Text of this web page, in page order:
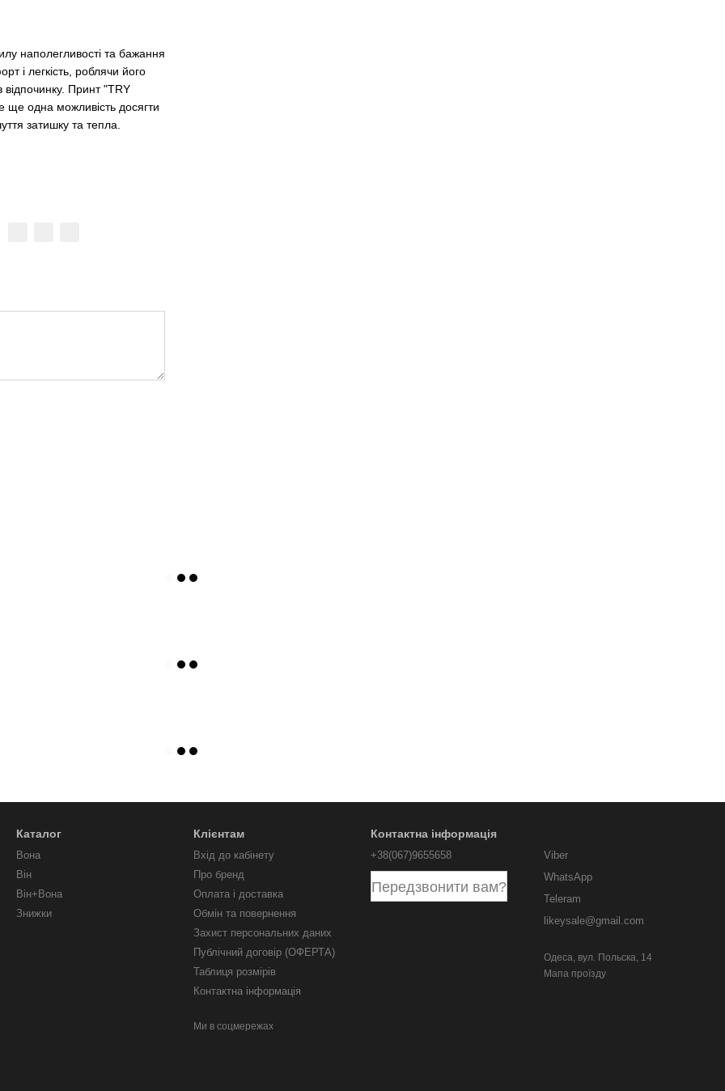
наполегливості та бажання
і легкість, роблячи його
відпочинку. Принт "TRY
ще одна можливість досягти
затишку та тепла.
Каталог
Вона
Він
Він+Вона
Знижки
Клієнтам
Вхід до кабінету
Про бренд
Оплата і доставка
Обмін та повернення
Захист персональних даних
Публічний договір (ОФЕРТА)
Таблиця розмірів
Контактна інформація
Ми в соцмережах
Контактна інформація
+38(067)9655658
Передзвонити вам?
Viber
WhatsApp
Teleram
likeysale@gmail.com
Одеса, вул. Польска, 14
Мапа проїзду